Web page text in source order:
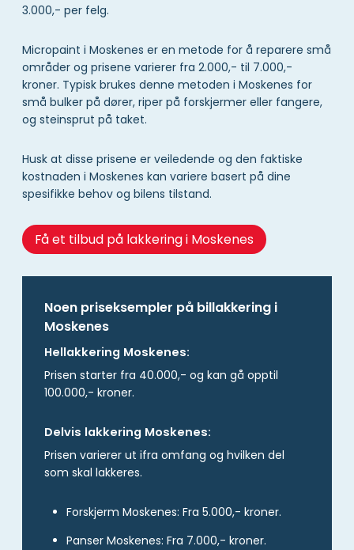
3.000,- per felg.
Micropaint i Moskenes er en metode for å reparere små
områder og prisene varierer fra 2.000,- til 7.000,-
kroner. Typisk brukes denne metoden i Moskenes for
små bulker på dører, riper på forskjermer eller fangere,
og steinsprut på taket.
Husk at disse prisene er veiledende og den faktiske
kostnaden i Moskenes kan variere basert på dine
spesifikke behov og bilens tilstand.
Få et tilbud på lakkering i Moskenes
Noen priseksempler på billakkering i
Moskenes
Hellakkering Moskenes:
Prisen starter fra 40.000,- og kan gå opptil
100.000,- kroner.
Delvis lakkering Moskenes:
Prisen varierer ut ifra omfang og hvilken del
som skal lakkeres.
Forskjerm Moskenes: Fra 5.000,- kroner.
Panser Moskenes: Fra 7.000,- kroner.